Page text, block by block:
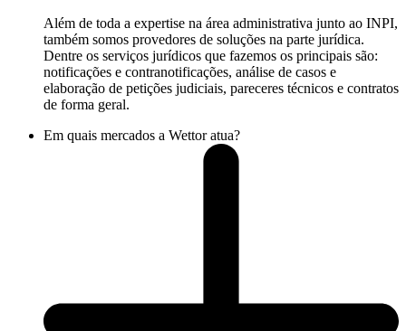
Além de toda a expertise na área administrativa junto ao INPI,
também somos provedores de soluções na parte jurídica.
Dentre os serviços jurídicos que fazemos os principais são:
notificações e contranotificações, análise de casos e
elaboração de petições judiciais, pareceres técnicos e contratos
de forma geral.
Em quais mercados a Wettor atua?